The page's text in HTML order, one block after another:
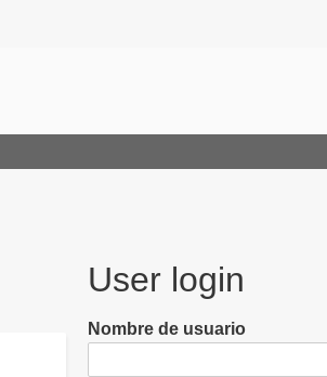
User login
Nombre de usuario